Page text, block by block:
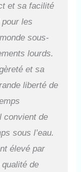
de mer et a
dommages.
manomètre
permet de
le gaz
bouteille
environnement
de
et
le gaz
et assurant
plus saine. 🏊
CE】Nos
et sa facilité
les
sous-
lourds.
et sa
liberté de
convient de
sous l’eau.
élevé par
de